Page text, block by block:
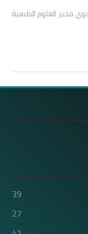
مخبر العلوم الطبعية
39
27